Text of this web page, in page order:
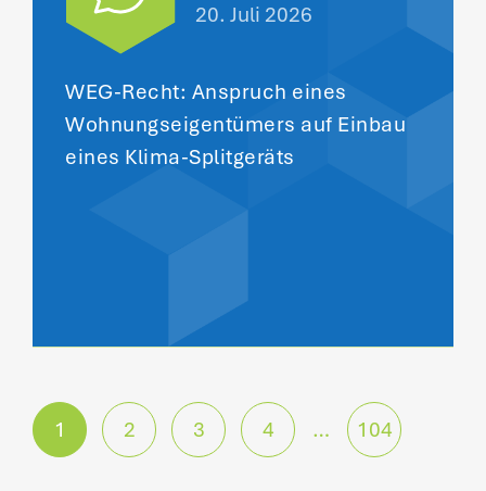
20. Juli 2026
WEG-Recht: Anspruch eines
Wohnungseigentümers auf Einbau
eines Klima-Splitgeräts
P
o
1 2 3 4 … 104